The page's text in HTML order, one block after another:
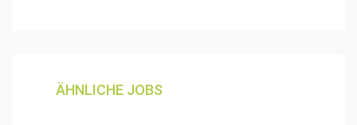
ÄHNLICHE JOBS